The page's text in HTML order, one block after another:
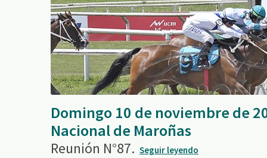
Domingo 10 de noviembre de
Nacional de Maroñas
Reunión N°87. Seguir leyendo